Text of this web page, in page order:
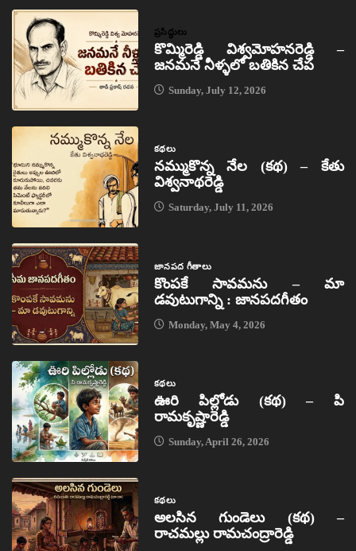
ప్రసిద్ధులు
కొమ్మిరెడ్డి విశ్వమోహనరెడ్డి –
జనమనే నీళ్ళలో బతికిన చేప
Sunday, July 12, 2026
కథలు
నమ్ముకొన్న నేల (కథ) – కేతు
విశ్వనాథరెడ్డి
Saturday, July 11, 2026
జానపద గీతాలు
కొంపకే సావమను – మా
డవుటుగాన్ని : జానపదగీతం
Monday, May 4, 2026
కథలు
ఊరి పిల్లోడు (కథ) – పి
రామకృష్ణారెడ్డి
Sunday, April 26, 2026
కథలు
అలసిన గుండెలు (కథ) –
రాచమల్లు రామచంద్రారెడ్డి